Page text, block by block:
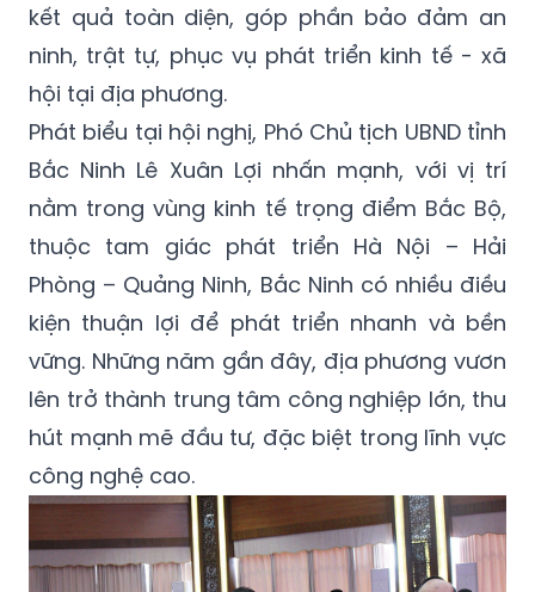
kết quả toàn diện, góp phần bảo đảm an
ninh, trật tự, phục vụ phát triển kinh tế - xã
hội tại địa phương.
Phát biểu tại hội nghị, Phó Chủ tịch UBND tỉnh
Bắc Ninh Lê Xuân Lợi nhấn mạnh, với vị trí
nằm trong vùng kinh tế trọng điểm Bắc Bộ,
thuộc tam giác phát triển Hà Nội – Hải
Phòng – Quảng Ninh, Bắc Ninh có nhiều điều
kiện thuận lợi để phát triển nhanh và bền
vững. Những năm gần đây, địa phương vươn
lên trở thành trung tâm công nghiệp lớn, thu
hút mạnh mẽ đầu tư, đặc biệt trong lĩnh vực
công nghệ cao.